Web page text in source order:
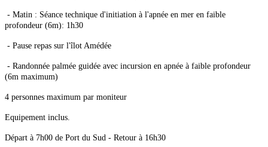
- Matin : Séance technique d'initiation à l'apnée en mer en faible
profondeur (6m): 1h30
- Pause repas sur l'îlot Amédée
- Randonnée palmée guidée avec incursion en apnée à faible profondeur
(6m maximum)
4 personnes maximum par moniteur
Equipement inclus.
Départ à 7h00 de Port du Sud - Retour à 16h30